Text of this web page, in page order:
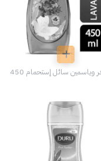
دورو لافاندر وياسمين سائل إستحمام 450